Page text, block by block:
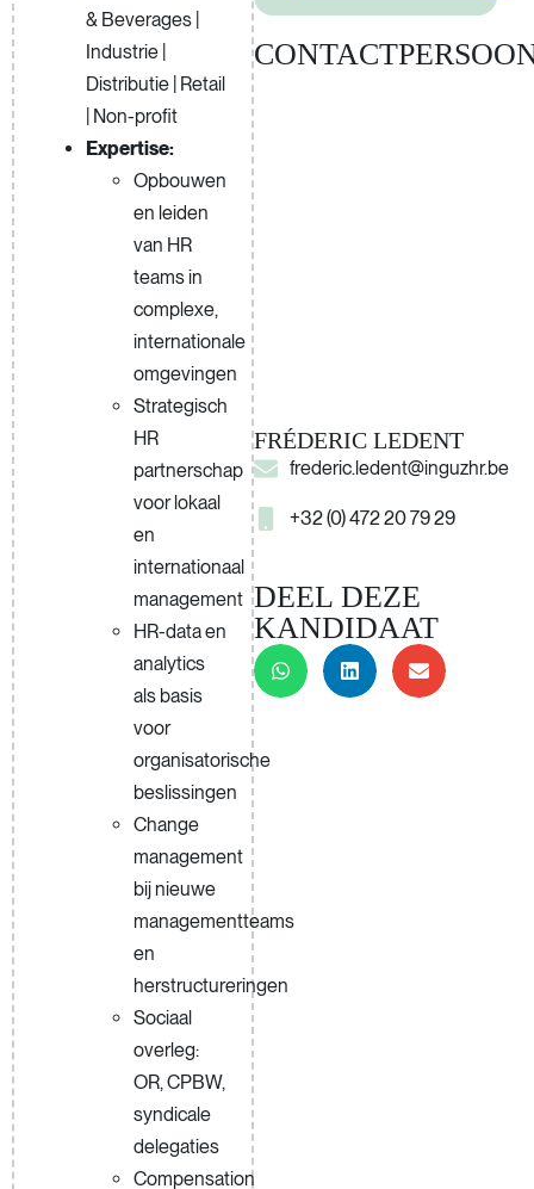
FRÉDERIC LEDENT
frederic.ledent@inguzhr.be
+32 (0) 472 20 79 29
DEEL DEZE
KANDIDAAT
& Beverages |
Industrie |
Distributie | Retail
| Non-profit
Expertise:
Opbouwen
en leiden
van HR
teams in
complexe,
internationale
omgevingen
Strategisch
HR
partnerschap
voor lokaal
en
internationaal
management
HR-data en
analytics
als basis
voor
organisatorische
beslissingen
Change
management
bij nieuwe
managementteams
en
herstructureringen
Sociaal
overleg:
OR, CPBW,
syndicale
delegaties
Compensation